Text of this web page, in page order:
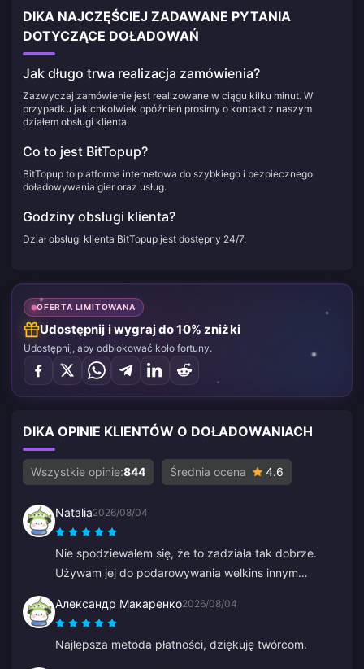
DIKA NAJCZĘŚCIEJ ZADAWANE PYTANIA
DOTYCZĄCE DOŁADOWAŃ
Jak długo trwa realizacja zamówienia?
Zazwyczaj zamówienie jest realizowane w ciągu kilku minut. W
przypadku jakichkolwiek opóźnień prosimy o kontakt z naszym
działem obsługi klienta.
Co to jest BitTopup?
BitTopup to platforma internetowa do szybkiego i bezpiecznego
doładowywania gier oraz usług.
Godziny obsługi klienta?
Dział obsługi klienta BitTopup jest dostępny 24/7.
OFERTA LIMITOWANA
Udostępnij i wygraj do 10% zniżki
Udostępnij, aby odblokować koło fortuny.
DIKA OPINIE KLIENTÓW O DOŁADOWANIACH
Wszystkie opinie:844 Średnia ocena 4.6
Natalia2026/08/04
Nie spodziewałem się, że to zadziała tak dobrze.
Używam jej do podarowywania welkins innym
klienta również jest szybka. Jeśli chcesz komuś coś
podarować, to świetna platforma.
Александр Макаренко2026/08/04
Najlepsza metoda płatności, dziękuję twórcom.